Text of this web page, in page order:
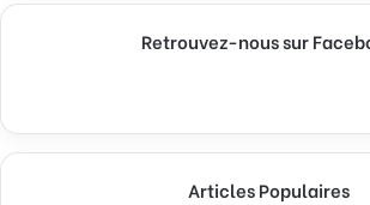
Retrouvez-nous sur
Articles Populaires